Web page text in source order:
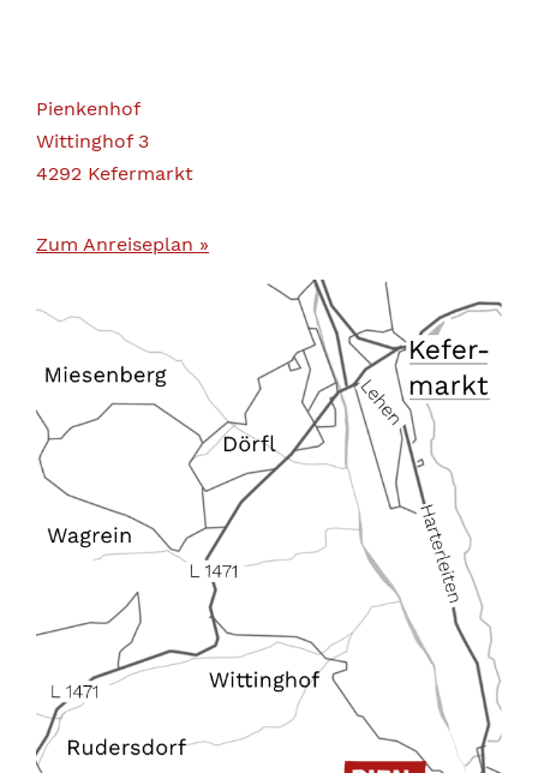
Pienkenhof
Wittinghof 3
4292 Kefermarkt
Zum Anreiseplan »